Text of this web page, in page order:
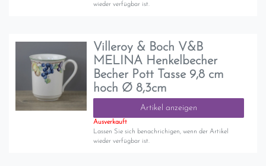
wieder verfügbar ist.
Villeroy & Boch V&B
MELINA Henkelbecher
Becher Pott Tasse 9,8 cm
hoch Ø 8,3cm
Artikel anzeigen
Ausverkauft
Lassen Sie sich benachrichigen, wenn der Artikel
wieder verfügbar ist.